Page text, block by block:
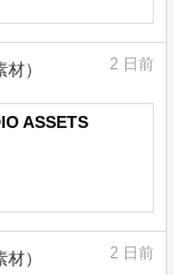
） 2 日前
ASSETS
） 2 日前